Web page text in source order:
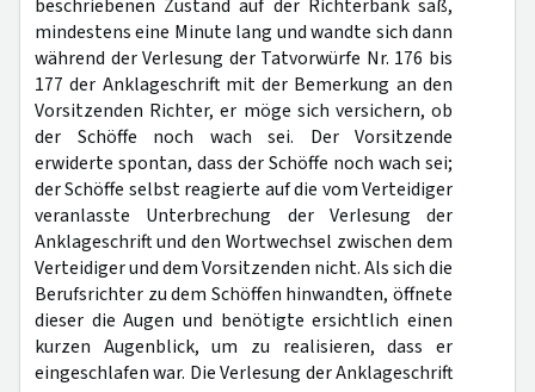
beschriebenen Zustand auf der Richterbank saß,
mindestens eine Minute lang und wandte sich dann
während der Verlesung der Tatvorwürfe Nr. 176 bis
177 der Anklageschrift mit der Bemerkung an den
Vorsitzenden Richter, er möge sich versichern, ob
der Schöffe noch wach sei. Der Vorsitzende
erwiderte spontan, dass der Schöffe noch wach sei;
der Schöffe selbst reagierte auf die vom Verteidiger
veranlasste Unterbrechung der Verlesung der
Anklageschrift und den Wortwechsel zwischen dem
Verteidiger und dem Vorsitzenden nicht. Als sich die
Berufsrichter zu dem Schöffen hinwandten, öffnete
dieser die Augen und benötigte ersichtlich einen
kurzen Augenblick, um zu realisieren, dass er
eingeschlafen war. Die Verlesung der Anklageschrift